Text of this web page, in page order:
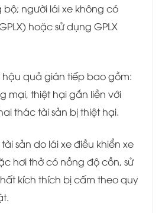
người lái xe không có
hoặc sử dụng GPLX
hậu quả gián tiếp bao gồm:
mại, thiệt hại gắn liền với
thác tài sản bị thiệt hại.
sản do lái xe điều khiển xe
hơi thở có nồng độ cồn, sử
kích thích bị cấm theo quy